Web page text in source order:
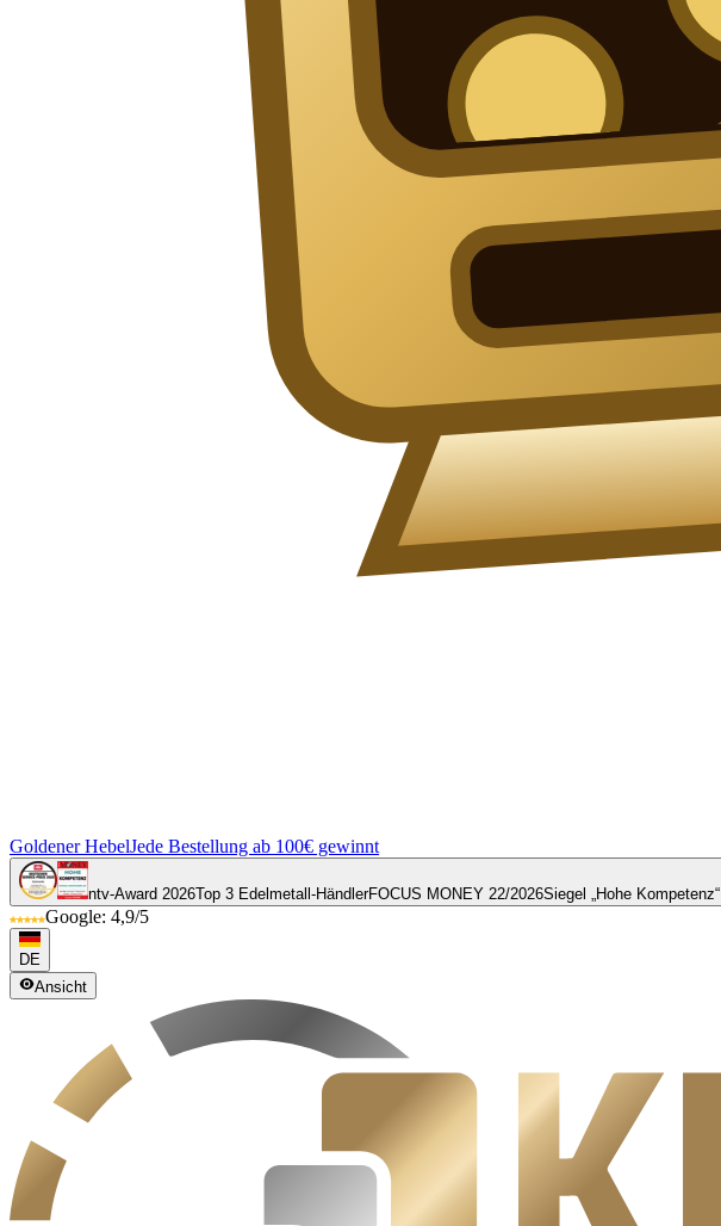
Goldener HebelJede Bestellung ab 100€ gewinnt
ntv-Award 2026Top 3 Edelmetall-HändlerFOCUS MONEY 22/2026Siegel „Hohe Kompetenz“
Google: 4,9/5
DE
Ansicht